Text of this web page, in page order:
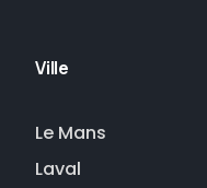
Ville
Le Mans
Laval